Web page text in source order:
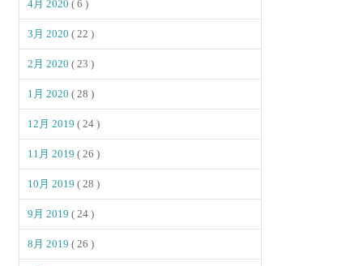
4月 2020( 6 )
3月 2020( 22 )
2月 2020( 23 )
1月 2020( 28 )
12月 2019( 24 )
11月 2019( 26 )
10月 2019( 28 )
9月 2019( 24 )
8月 2019( 26 )